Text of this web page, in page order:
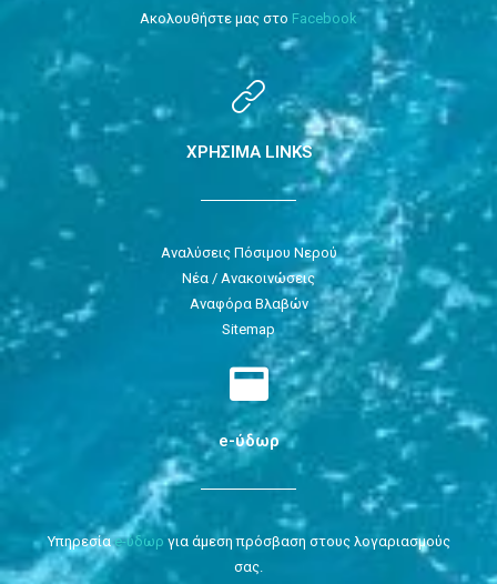
Ακολουθήστε μας στο Facebook
ΧΡΗΣΙΜΑ LINKS
Αναλύσεις Πόσιμου Νερού
Νέα / Ανακοινώσεις
Αναφόρα Βλαβών
Sitemap
e-ύδωρ
Υπηρεσίαe-ύδωρ για άμεση πρόσβαση στους λογαριασμούς
σας.